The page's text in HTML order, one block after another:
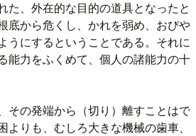
た、外在的な目的の道具となったと
底から危くし、かれを弱め、おびや
うにするということである。それに
能力をふくめて、個人の諸能力の十
その発端から（切り）離すことはで
りも、むしろ大きな機械の歯車、